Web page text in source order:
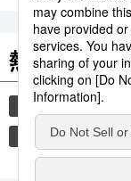
熱門關鍵詞
教育 禮儀
時事通信新聞